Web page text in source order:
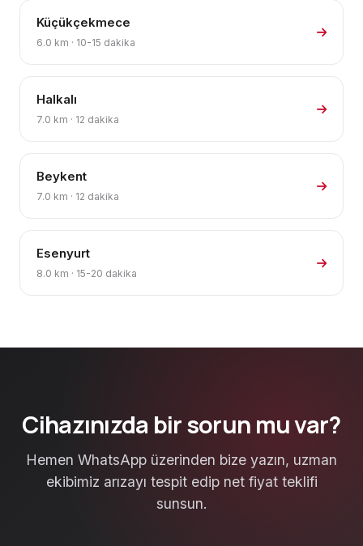
Küçükçekmece
6.0 km · 10-15 dakika
Halkalı
7.0 km · 12 dakika
Beykent
7.0 km · 12 dakika
Esenyurt
8.0 km · 15-20 dakika
Cihazınızda bir sorun mu var?
Hemen WhatsApp üzerinden bize yazın, uzman
ekibimiz arızayı tespit edip net fiyat teklifi
sunsun.